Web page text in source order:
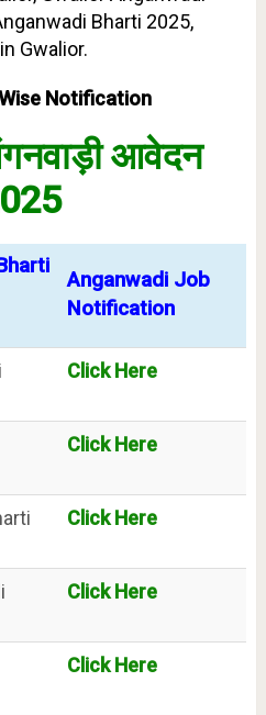
Bharti 2025,
Gwalior.
Notification
आवेदन
Anganwadi Job
Notification
Click Here
Click Here
Click Here
Click Here
Click Here